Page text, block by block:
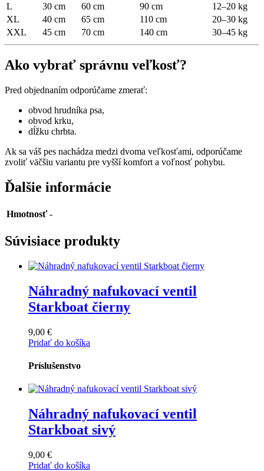
L 30 cm 60 cm 90 cm
12–20 kg
XL
40 cm 65 cm 110 cm
20–30 kg
XXL
45 cm 70 cm 140 cm 30–45 kg
Ako vybrať správnu veľkosť?
Pred objednaním odporúčame zmerať:
obvod hrudníka psa,
obvod krku,
dĺžku chrbta.
Ak sa váš pes nachádza medzi dvoma veľkosťami, odporúčame
zvoliť väčšiu variantu pre vyšší komfort a voľnosť pohybu.
Ďalšie informácie
Hmotnosť -
Súvisiace produkty
Náhradný nafukovací ventil
Starkboat čierny
9,00 €
Pridať do košíka
Príslušenstvo
Náhradný nafukovací ventil
Starkboat sivý
9,00 €
Pridať do košíka